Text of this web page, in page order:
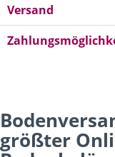
Versand
größter